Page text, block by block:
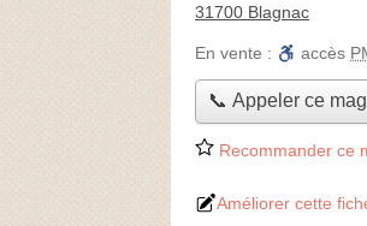
31700 Blagnac
En vente : accès
📞 Appeler ce
Recommander ce
Améliorer cette